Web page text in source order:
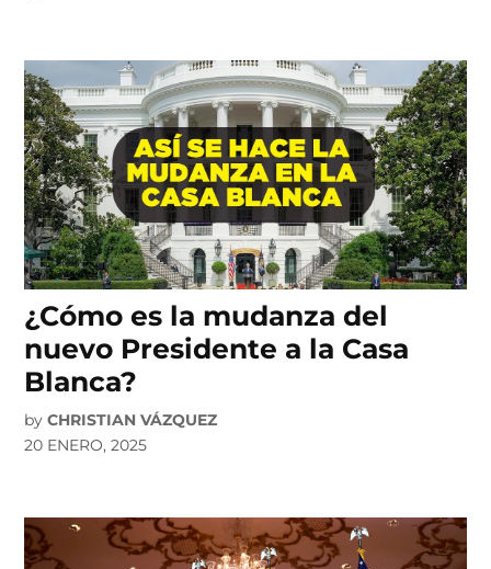
¿Cómo es la mudanza del
nuevo Presidente a la Casa
Blanca?
by CHRISTIAN VÁZQUEZ
20 ENERO, 2025